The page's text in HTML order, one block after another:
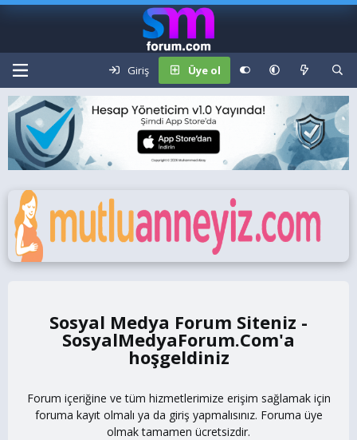
Giriş Üye ol
Sosyal Medya Forum Siteniz -
SosyalMedyaForum.Com
Forum içeriğine ve tüm hizmetlerimize erişim sağlamak için
foruma kayıt olmalı ya da giriş yapmalısınız. Foruma üye
olmak tamamen ücretsizdir.